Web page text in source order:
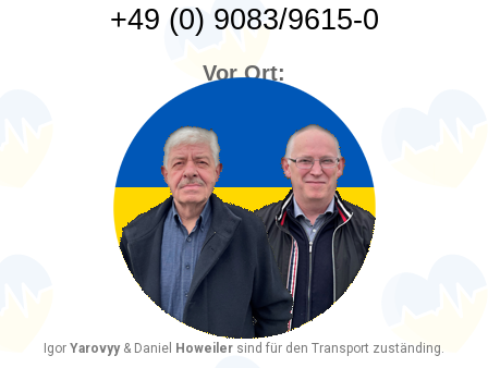
+49 (0) 9083/9615-0
Vor Ort:
Igor Yarovyy & Daniel Howeiler sind für den Transport zuständing.